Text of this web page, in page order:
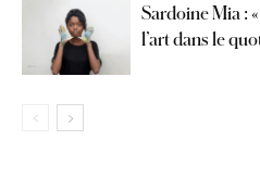
Sardoine Mia :
l’art dans le